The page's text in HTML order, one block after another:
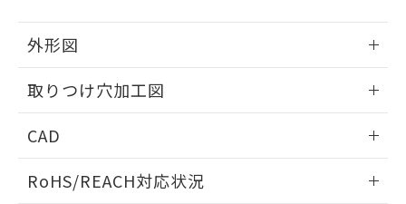
外形図
取りつけ穴加工図
CAD
ドすることができます。
RoHS/REACH対応状況
荷製品に未対応品が混在することから備考
欄に対応日を記載しておりました。
既に当社にて対応品への在庫切替を完了
していることから、特段のことがない限
り、2022年1月12日より割愛しておりま